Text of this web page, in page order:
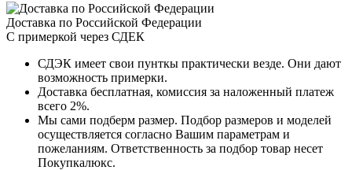
Доставка по Российской Федерации
С примеркой через СДЕК
СДЭК имеет свои пунткы практически везде. Они дают
возможность примерки.
Доставка бесплатная, комиссия за наложенный платеж
всего 2%.
Мы сами подберм размер. Подбор размеров и моделей
осуществляется согласно Вашим параметрам и
пожеланиям. Ответственность за подбор товар несет
Покупкалюкс.